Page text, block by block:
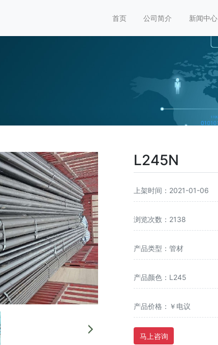
首页 公司简介 新闻中心
L245N
上架时间：2021-01-06
浏览次数：2138
产品类型：管材
产品颜色：L245
产品价格：￥电议
马上咨询